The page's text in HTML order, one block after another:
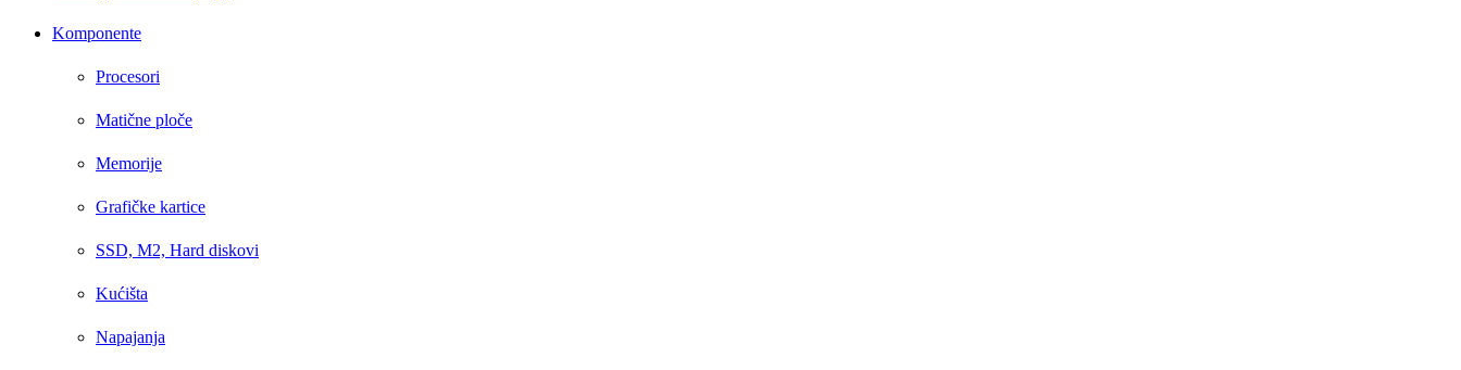
Komponente
Procesori
Matične ploče
Memorije
Grafičke kartice
SSD, M2, Hard diskovi
Kućišta
Napajanja